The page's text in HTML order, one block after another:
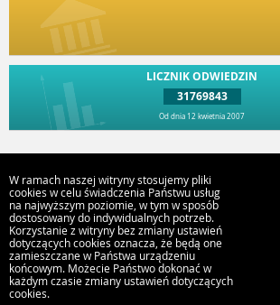
LICZNIK ODWIEDZIN
31769843
Od dnia 12 kwietnia 2007
Urząd Gminy i Miasta Rychwał
Plac Wolności 16, 62-570 Rychwał
W ramach naszej witryny stosujemy pliki
cookies w celu świadczenia Państwu usług
na najwyższym poziomie, w tym w sposób
dostosowany do indywidualnych potrzeb.
Korzystanie z witryny bez zmiany ustawień
dotyczących cookies oznacza, że będą one
zamieszczane w Państwa urządzeniu
końcowym. Możecie Państwo dokonać w
każdym czasie zmiany ustawień dotyczących
cookies.